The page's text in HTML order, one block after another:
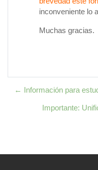
inconveniente lo
Muchas gracias.
← Información para
Importante: